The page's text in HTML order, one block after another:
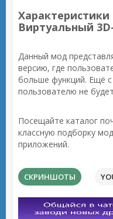
Виртуальный
Данный мод
версию, где
больше функций. Ещё
пользователю не
Посещайте каталог
классную подборку
приложений.
СКРИНШОТЫ